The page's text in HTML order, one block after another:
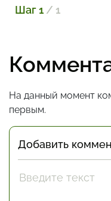
Шаг 1 / 1
На данный момент
первым.
Добавить